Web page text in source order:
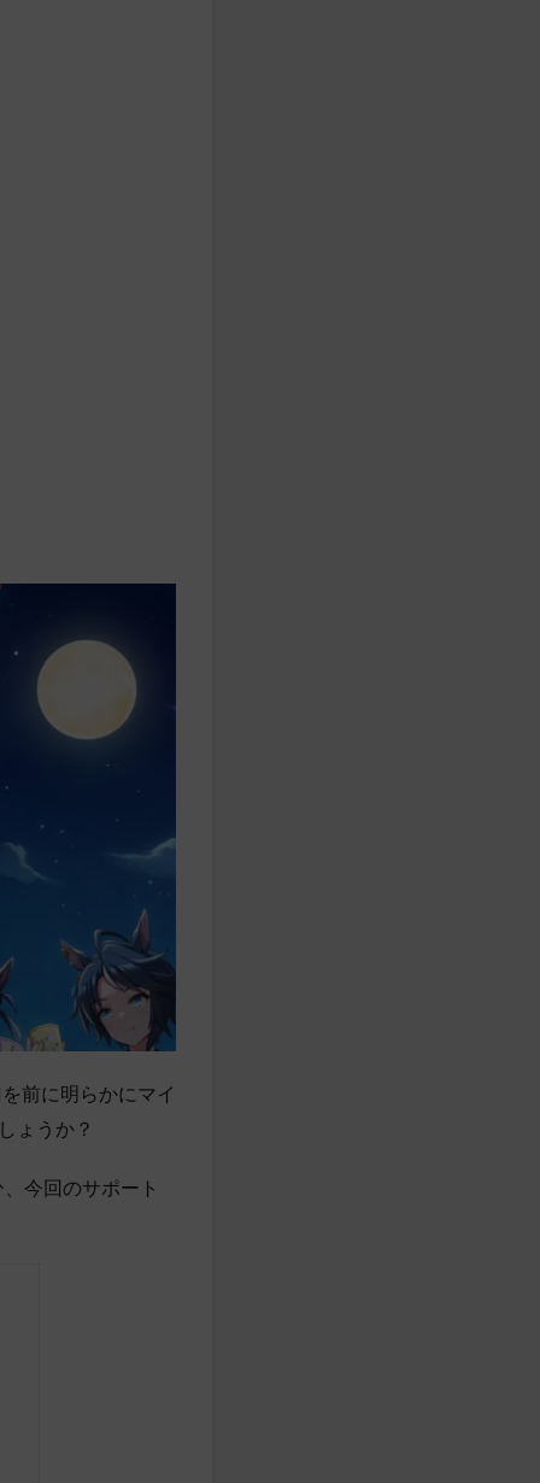
前に明らかにマイ
ょうか？
今回のサポート